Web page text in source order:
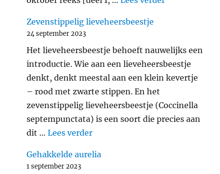
Zevenstippelig lieveheersbeestje
24 september 2023
Het lieveheersbeestje behoeft nauwelijks een
introductie. Wie aan een lieveheersbeestje
denkt, denkt meestal aan een klein kevertje
– rood met zwarte stippen. En het
zevenstippelig lieveheersbeestje (Coccinella
septempunctata) is een soort die precies aan
dit …Lees verder"Zevenstippelig
Gehakkelde aurelia
1 september 2023